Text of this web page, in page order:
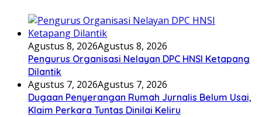
Agustus 8, 2026Agustus 8, 2026
Pengurus Organisasi Nelayan DPC HNSI Ketapang
Dilantik
Agustus 7, 2026Agustus 7, 2026
Dugaan Penyerangan Rumah Jurnalis Belum Usai,
Klaim Perkara Tuntas Dinilai Keliru